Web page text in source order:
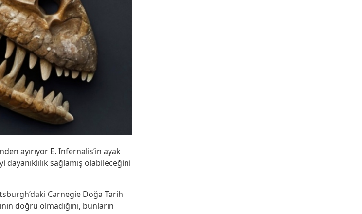
ayırıyor E. Infernalis’in ayak
sağlamış olabileceğini
Carnegie Doğa Tarih
doğru olmadığını, bunların